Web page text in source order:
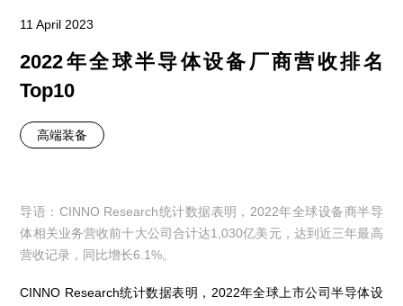
11 April 2023
2022年全球半导体设备厂商营收排名
Top10
高端装备
导语：CINNO Research统计数据表明，2022年全球设备商半导
体相关业务营收前十大公司合计达1,030亿美元，达到近三年最高
营收记录，同比增长6.1%。
CINNO Research统计数据表明，2022年全球上市公司半导体设